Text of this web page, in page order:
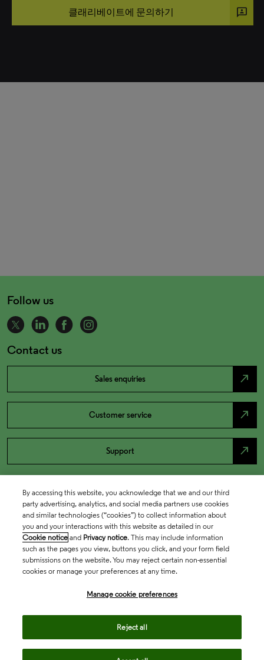
클래리베이트에 문의하기 3p
Follow us
Contact us
Sales enquiries north_east
Customer service north_east
Support north_east
By accessing this website, you acknowledge that we and our third
party advertising, analytics, and social media partners use cookies
and similar technologies (“cookies”) to collect information about
you and your interactions with this website as detailed in our
Cookie notice and Privacy notice. This may include information
such as the pages you view, buttons you click, and your form field
submissions on the website. You may reject certain non-essential
cookies or manage your preferences at any time.
Manage cookie preferences
Reject all